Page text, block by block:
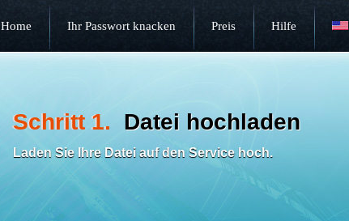
Home Ihr Passwort knacken Preis Hilfe
Schritt 1. Datei hochladen
Laden Sie Ihre Datei auf den Service hoch.